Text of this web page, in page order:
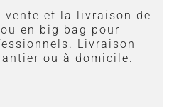
vente et la livraison de
en big bag pour
Livraison
ou à domicile.